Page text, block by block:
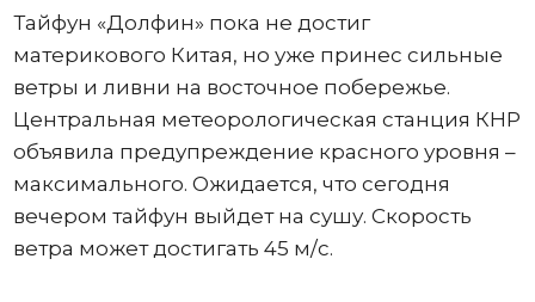
Тайфун «Долфин» пока не достиг
материкового Китая, но уже принес сильные
ветры и ливни на восточное побережье.
Центральная метеорологическая станция КНР
объявила предупреждение красного уровня –
максимального. Ожидается, что сегодня
вечером тайфун выйдет на сушу. Скорость
ветра может достигать 45 м/с.